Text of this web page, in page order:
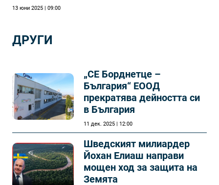
13 юни 2025 | 09:00
ДРУГИ
„СЕ Борднетце –
България“ ЕООД
прекратява дейността си
в България
11 дек. 2025 | 12:00
Шведският милиардер
Йохан Елиаш направи
мощен ход за защита на
Земята